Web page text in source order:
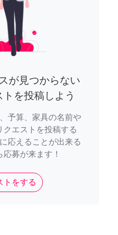
が見つからない
を投稿しよう
予算、家具の名前や
クエストを投稿する
応えることが出来る
募が来ます！
トをする